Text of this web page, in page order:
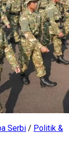
Serbi / Politik &